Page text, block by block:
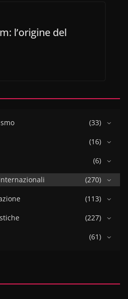
l’origine del
(33)
(16)
(6)
(270)
(113)
(227)
(61)